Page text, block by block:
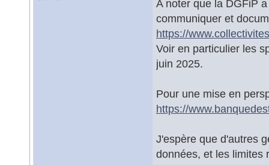
A noter que la DGFiP
communiquer et
https://
Voir en particulier les
juin 2025.
Pour une mise en
https://
J'espère que d'autres
données, et les limites